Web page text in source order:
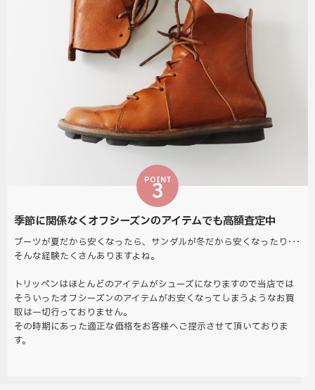
POINT
3
季節に関係なくオフシーズンのアイテムでも高額査定中
ブーツが夏だから安くなったら、サンダルが冬だから安くなったり･･･
そんな経験たくさんありますよね。
トリッペンはほとんどのアイテムがシューズになりますので当店では
そういったオフシーズンのアイテムがお安くなってしまうようなお買
取は一切行っておりません。
その時期にあった適正な価格をお客様へご提示させて頂いておりま
す。